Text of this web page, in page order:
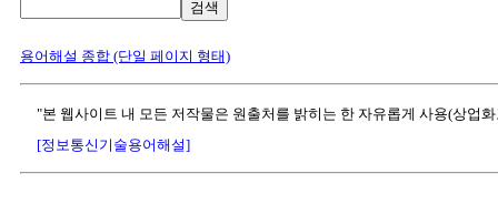
검색
용어해설 종합 (단일 페이지 형태)
"본 웹사이트 내 모든 저작물은 원출처를 밝히는 한 자유롭게 사용(상업
[정보통신기술용어해설]